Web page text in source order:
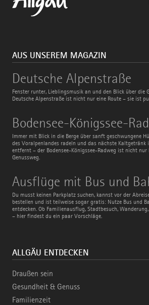
AUS UNSEREM MAGAZIN
Deutsche Alpenstraße
Fenster runter, Lieblingsmusik an und den Blick über die
Deutsche Alpenstraße ist nicht nur eine Route – sie ist
Deutsche
Alpenstraße
Bodensee-Königssee-
Immer mit Blick in die Berge über sanft geschwungene
des Voralpenlandes radeln und das nächste
entfernt – der Bodensee-Königssee-Radweg ist nicht
Genussweg.
Bodensee-
Königssee-
Radweg
Ausflüge mit Bus und
Du musst keinen Parkplatz suchen, kannst vor der
bestellen und ist teilweise sogar gratis: Nutze Bus und
entdecken. Ob Familienausflug, Stadtbesuch,
– hier findest du ein paar Vorschläge.
Ausflüge
mit
Bus
und
Bahn
ALLGÄU ENTDECKEN
Draußen sein
Gesundheit & Genuss
Familienzeit